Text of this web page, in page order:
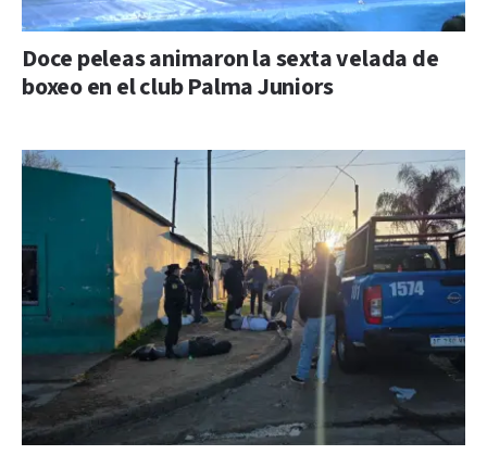
Doce peleas animaron la sexta velada de
boxeo en el club Palma Juniors